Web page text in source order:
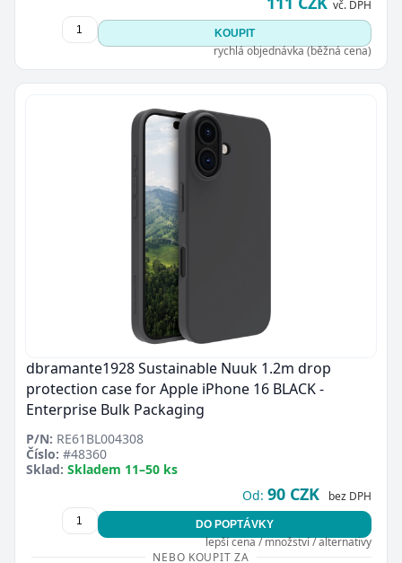
vč. DPH
KOUPIT
rychlá objednávka (běžná cena)
dbramante1928 Sustainable Nuuk 1.2m drop
protection case for Apple iPhone 16 BLACK -
Enterprise Bulk Packaging
P/N: RE61BL004308
Číslo: #48360
Sklad: Skladem 11–50 ks
Od: 90 CZK bez DPH
DO POPTÁVKY
lepší cena / množství / alternativy
NEBO KOUPIT ZA